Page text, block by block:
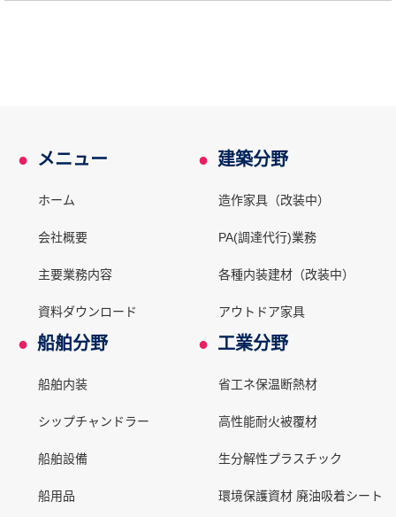
● メニュー
ホーム
会社概要
主要業務内容
資料ダウンロード
● 建築分野
造作家具（改装中）
PA(調達代行)業務
各種内装建材（改装中）
アウトドア家具
● 船舶分野
船舶内装
シップチャンドラー
船舶設備
船用品
● 工業分野
省工ネ保温断熱材
高性能耐火被覆材
生分解性プラスチック
環境保護資材 廃油吸着シート